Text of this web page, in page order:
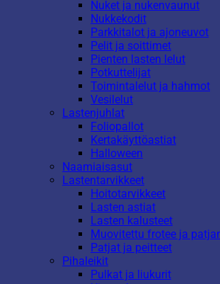
Nuket ja nukenvaunut
Nukkekodit
Parkkitalot ja ajoneuvot
Pelit ja soittimet
Pienten lasten lelut
Potkuttelijat
Toimintalelut ja hahmot
Vesilelut
Lastenjuhlat
Foliopallot
Kertakäyttöastiat
Halloween
Naamiaisasut
Lastentarvikkeet
Hoitotarvikkeet
Lasten astiat
Lasten kalusteet
Muovitettu frotee ja
Patjat ja peitteet
Pihaleikit
Pulkat ja liukurit